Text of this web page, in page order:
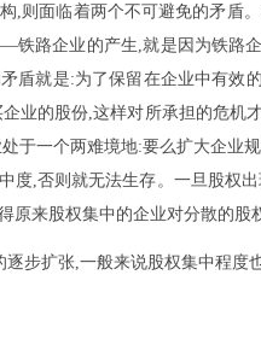
,则面临着两个不可避免的矛盾
路企业的产生,就是因为铁路
盾就是:为了保留在企业中有
业的股份,这样对所承担的危
于一个两难境地:要么扩大企业
度,否则就无法生存。一旦股权
原来股权集中的企业对分散的股
步扩张,一般来说股权集中程度